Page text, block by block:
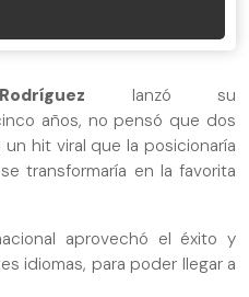
lanzó su
años, no pensó que dos
hit viral que la posicionaría
transformaría en la favorita
aprovechó el éxito y
idiomas, para poder llegar a